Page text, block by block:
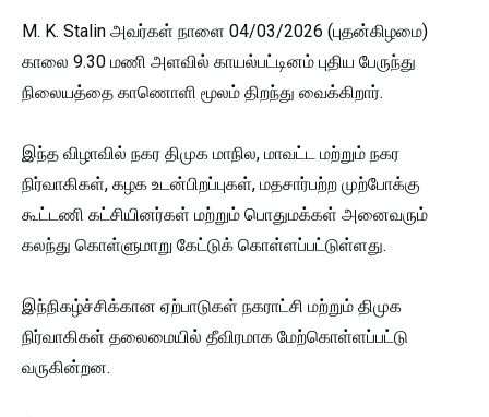
M. K. Stalin அவர்கள் நாளை 04/03/2026 (புதன்கிழமை)
காலை 9.30 மணி அளவில் காயல்பட்டினம் புதிய பேருந்து
நிலையத்தை காணொளி மூலம் திறந்து வைக்கிறார்.
இந்த விழாவில் நகர திமுக மாநில, மாவட்ட மற்றும் நகர
நிர்வாகிகள், கழக உடன்பிறப்புகள், மதசார்பற்ற முற்போக்கு
கூட்டணி கட்சியினர்கள் மற்றும் பொதுமக்கள் அனைவரும்
கலந்து கொள்ளுமாறு கேட்டுக் கொள்ளப்பட்டுள்ளது.
இந்நிகழ்ச்சிக்கான ஏற்பாடுகள் நகராட்சி மற்றும் திமுக
நிர்வாகிகள் தலைமையில் தீவிரமாக மேற்கொள்ளப்பட்டு
வருகின்றன.